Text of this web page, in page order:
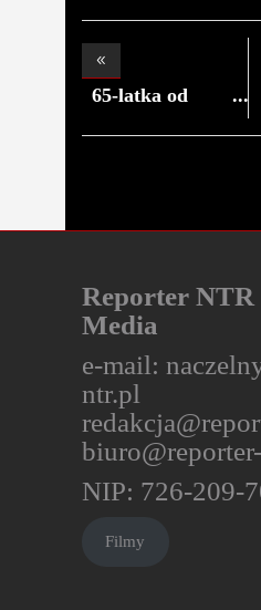
65-latka od
grządek
Reporter NTR
Media
e-mail:
ntr.pl
NIP: 726-209-
Filmy